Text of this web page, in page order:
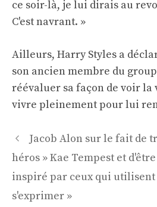
ce soir-là, je lui dirais au
C'est navrant. »
Ailleurs, Harry Styles a
son ancien membre du
réévaluer sa façon de voir la
vivre pleinement pour lui
Navigation
des
articles
Jacob Alon sur le fait de
héros » Kae Tempest et d'être
inspiré par ceux qui
s'exprimer »